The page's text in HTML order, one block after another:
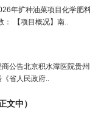
年扩种油菜项目化学肥
【项目概况】南..
公告北京积水潭医院贵
省人民政府..
文中）